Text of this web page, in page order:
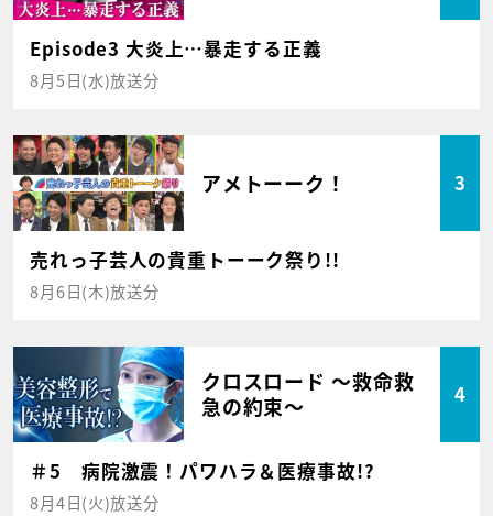
Episode3 大炎上…暴走する正義
8月5日(水)放送分
アメトーーク！ 3
売れっ子芸人の貴重トーーク祭り!!
8月6日(木)放送分
クロスロード ～救命救
急の約束～
4
＃5 病院激震！パワハラ＆医療事故!?
8月4日(火)放送分